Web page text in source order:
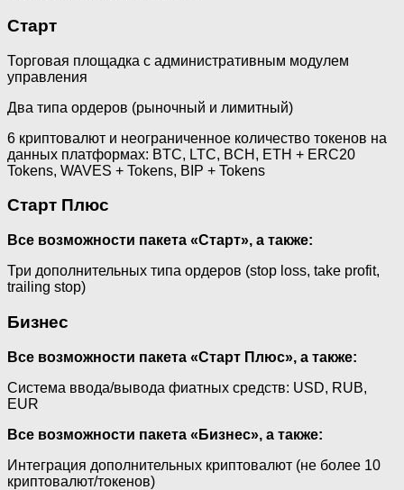
Старт
Торговая площадка с административным модулем
управления
Два типа ордеров (рыночный и лимитный)
6 криптовалют и неограниченное количество токенов на
данных платформах: BTC, LTC, BCH, ETH + ERC20
Tokens, WAVES + Tokens, BIP + Tokens
Старт Плюс
Все возможности пакета «Старт», а также:
Три дополнительных типа ордеров (stop loss, take profit,
trailing stop)
Бизнес
Все возможности пакета «Старт Плюс», а также:
Система ввода/вывода фиатных средств: USD, RUB,
EUR
Все возможности пакета «Бизнес», а также:
Интеграция дополнительных криптовалют (не более 10
криптовалют/токенов)